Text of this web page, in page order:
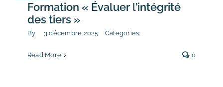
Formation « Évaluer l’intégrité
des tiers »
By 3 décembre 2025 Categories:
Read More 0